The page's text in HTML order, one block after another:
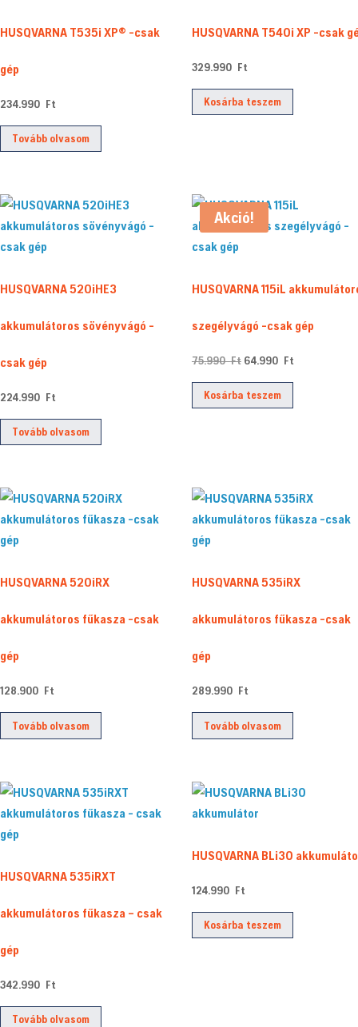
HUSQVARNA T535i XP® -csak
gép
234.990 Ft
Tovább olvasom
HUSQVARNA T540i XP -csak
329.990 Ft
Kosárba teszem
HUSQVARNA 520iHE3
akkumulátoros sövényvágó -
csak gép
224.990 Ft
Tovább olvasom
Akció!
HUSQVARNA 115iL
szegélyvágó -csak gép
75.990Ft Original
price
was:
64.990 FtCurrent
price
Kosárba teszem
HUSQVARNA 520iRX
akkumulátoros fűkasza -csak
gép
128.900 Ft
Tovább olvasom
HUSQVARNA 535iRX
akkumulátoros fűkasza -csak
gép
289.990 Ft
Tovább olvasom
HUSQVARNA 535iRXT
akkumulátoros fűkasza – csak
gép
342.990 Ft
Tovább olvasom
HUSQVARNA BLi30
124.990 Ft
Kosárba teszem